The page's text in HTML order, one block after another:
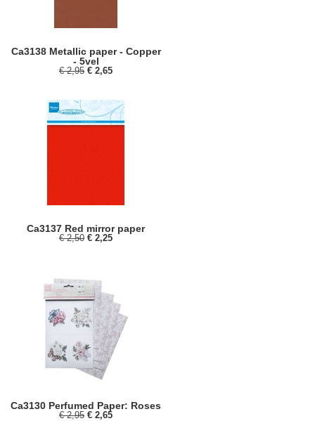
Ca3138 Metallic paper - Copper
- 5vel
€ 2,95 € 2,65
Ca3137 Red mirror paper
€ 2,50 € 2,25
Ca3130 Perfumed Paper: Roses
€ 2,95 € 2,65